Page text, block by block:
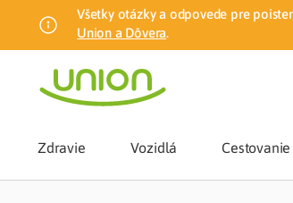
Všetky otázky a odpovede pre
Union a Dôvera.
Zdravie Vozidlá Cestovanie